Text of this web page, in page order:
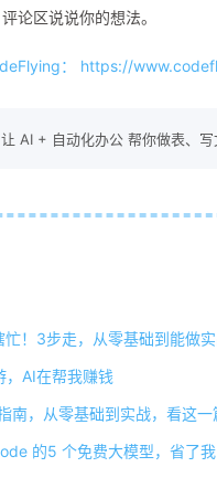
论区说说你的想法。
： https://
让 AI + 自动化办公 帮你做表、写
忙！3步走，从零基础到能做
，AI在帮我赚钱
南，从零基础到实战，看这一
的5 个免费大模型，省了